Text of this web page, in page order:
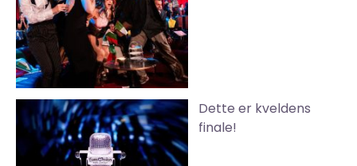
Dette er kveldens
finale!